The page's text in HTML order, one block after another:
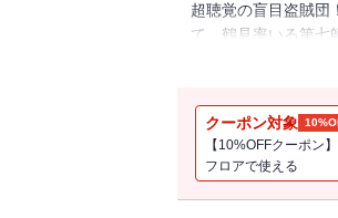
超聴覚の盲目盗賊
て、鶴見率いる第七
クーポン対象
【10%OFFクーポン
フロアで使える